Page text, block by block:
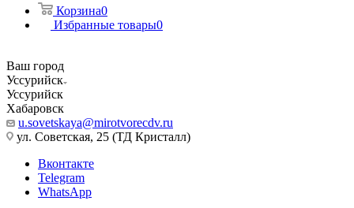
Корзина0
Избранные товары0
Ваш город
Уссурийск
Уссурийск
Хабаровск
u.sovetskaya@mirotvorecdv.ru
ул. Советская, 25 (ТД Кристалл)
Вконтакте
Telegram
WhatsApp